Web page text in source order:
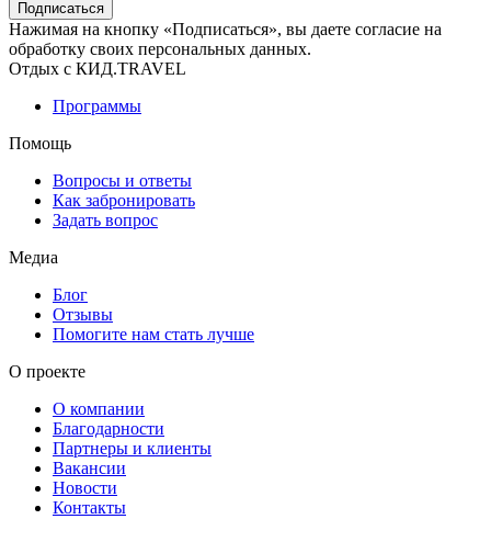
Подписаться
Нажимая на кнопку «Подписаться», вы даете согласие на
обработку своих персональных данных.
Отдых с КИД.TRAVEL
Программы
Помощь
Вопросы и ответы
Как забронировать
Задать вопрос
Медиа
Блог
Отзывы
Помогите нам стать лучше
О проекте
О компании
Благодарности
Партнеры и клиенты
Вакансии
Новости
Контакты